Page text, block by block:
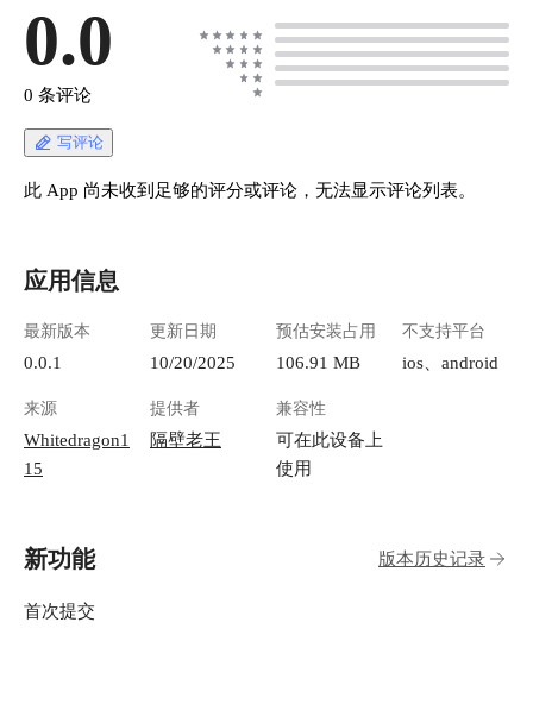
0.0
0 条评论
写评论
此 App 尚未收到足够的评分或评论，无法显示评论列表。
应用信息
最新版本
0.0.1
更新日期
10/20/2025
预估安装占用
106.91 MB
不支持平台
ios、android
来源
Whitedragon1
15
提供者
隔壁老王
兼容性
可在此设备上
使用
新功能 版本历史记录
首次提交